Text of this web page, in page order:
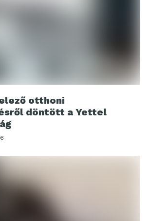
otthoni
döntött a Yettel